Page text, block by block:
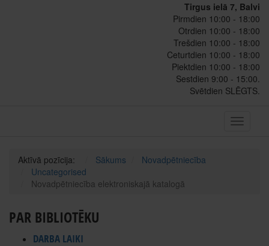
Tirgus ielā 7, Balvi
Pirmdien 10:00 - 18:00
Otrdien 10:00 - 18:00
Trešdien 10:00 - 18:00
Ceturtdien 10:00 - 18:00
Piektdien 10:00 - 18:00
Sestdien 9:00 - 15:00.
Svētdien SLĒGTS.
Toggle
Aktīvā pozīcija: Sākums
Novadpētniecība
Uncategorised
Novadpētniecība elektroniskajā katalogā
PAR BIBLIOTĒKU
DARBA LAIKI